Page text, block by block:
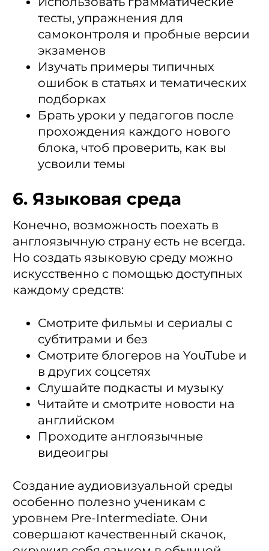
тесты, упражнения для
самоконтроля и пробные версии
экзаменов
Изучать примеры типичных
ошибок в статьях и тематических
подборках
Брать уроки у педагогов после
прохождения каждого нового
блока, чтоб проверить, как вы
усвоили темы
6. Языковая среда
Конечно, возможность поехать в
англоязычную страну есть не всегда.
Но создать языковую среду можно
искусственно с помощью доступных
каждому средств:
Смотрите фильмы и сериалы с
субтитрами и без
Смотрите блогеров на YouTube и
в других соцсетях
Слушайте подкасты и музыку
Читайте и смотрите новости на
английском
Проходите англоязычные
видеоигры
Создание аудиовизуальной среды
особенно полезно ученикам с
уровнем Pre-Intermediate. Они
совершают качественный скачок,